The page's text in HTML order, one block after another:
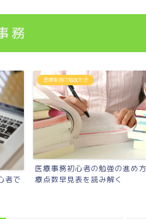
務
者で
医療事務の勉強方法
医療事務初心者の勉強の進め
療点数早見表を読み解く